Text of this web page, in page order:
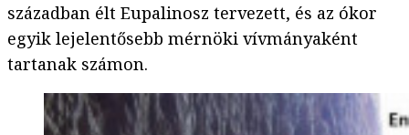
században élt Eupalinosz tervezett, és az ókor
egyik lejelentősebb mérnöki vívmányaként
tartanak számon.